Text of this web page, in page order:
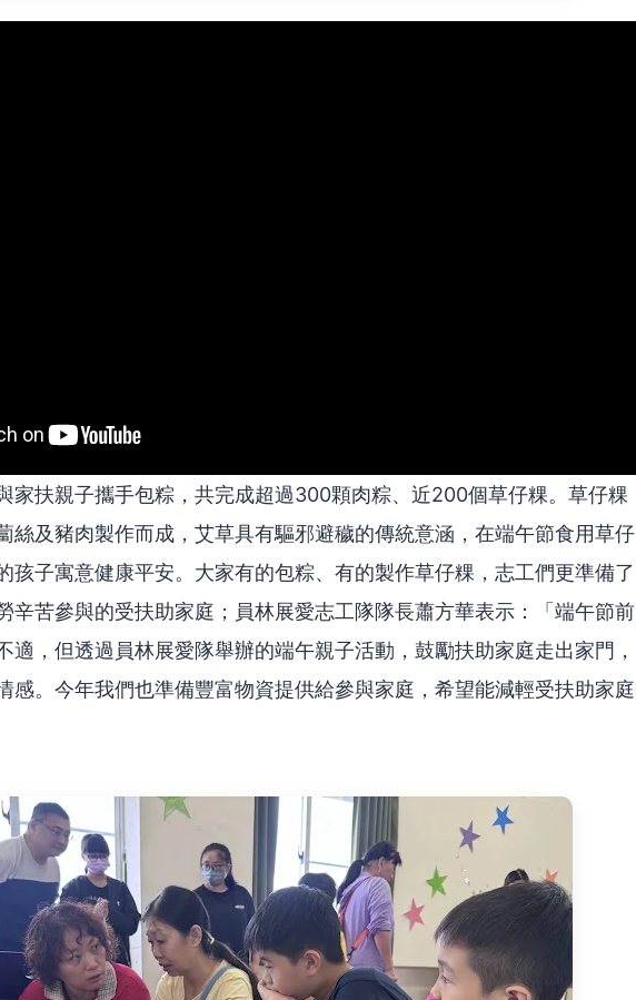
家扶親子攜手包粽，共完成超過300顆肉粽、近200個草仔粿。草仔粿
絲及豬肉製作而成，艾草具有驅邪避穢的傳統意涵，在端午節食用草仔
孩子寓意健康平安。大家有的包粽、有的製作草仔粿，志工們更準備了
辛苦參與的受扶助家庭；員林展愛志工隊隊長蕭方華表示：「端午節前
適，但透過員林展愛隊舉辦的端午親子活動，鼓勵扶助家庭走出家門，
感。今年我們也準備豐富物資提供給參與家庭，希望能減輕受扶助家庭